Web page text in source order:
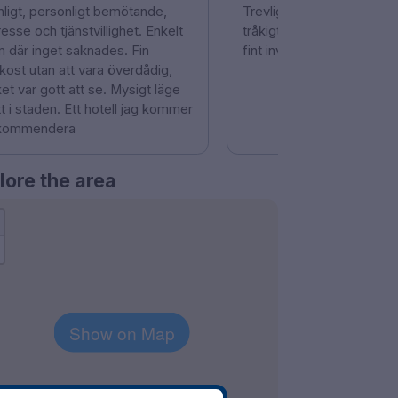
personligt bemötande,
och tjänstvillighet. Enkelt
där inget saknades. Fin
utan att vara överdådig,
var gott att se. Mysigt läge
i staden. Ett hotell jag kommer
Trevlig personal.
tråkigt ut från utsidan,
fint invändigt.
the area
Show on Map